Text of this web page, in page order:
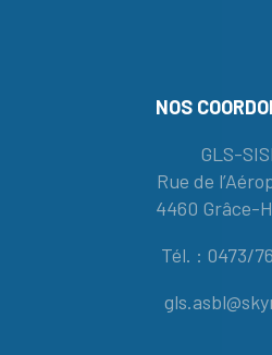
NOS
GLS-
Rue de
4460 Grâce-
Tél. : 0473/